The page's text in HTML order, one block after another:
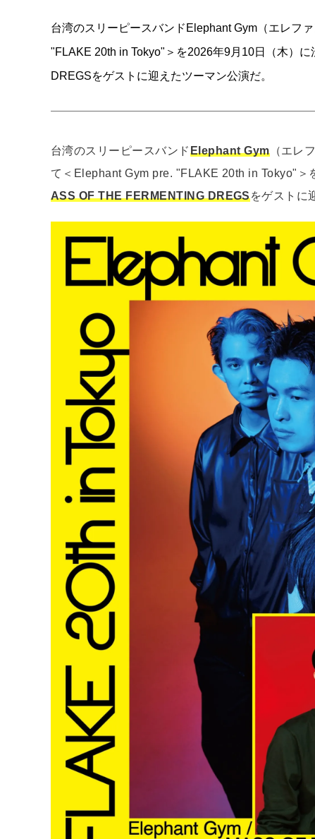
台湾のスリーピースバンドElephant Gym（エレフ
"FLAKE 20th in Tokyo"＞を2026年9月10日（木）
DREGSをゲストに迎えたツーマン公演だ。
台湾のスリーピースバンドElephant Gym（エレ
て＜Elephant Gym pre. "FLAKE 20th in Tokyo"＞
ASS OF THE FERMENTING DREGSをゲストに